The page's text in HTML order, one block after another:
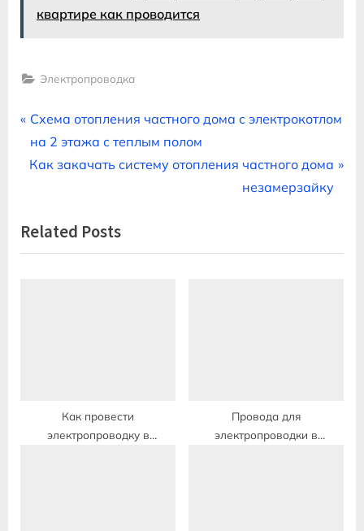
квартире как проводится
Электропроводка
Навигация
по
P
r
e
o
u
Схема отопления частного дома с электрокотлом
на 2 этажа с теплым полом
N
t
P
Как закачать систему отопления частного дома
незамерзайку
Related Posts
Как провести
электропроводку в
Провода для
электропроводки в